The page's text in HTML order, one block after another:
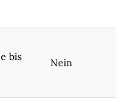
bis
Nein